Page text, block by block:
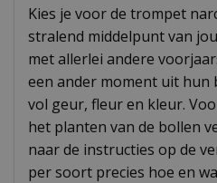
Kies je voor de trompet
stralend middelpunt van
met allerlei andere
een ander moment uit hun
vol geur, fleur en kleur.
het planten van de bollen
naar de instructies op de
per soort precies hoe en